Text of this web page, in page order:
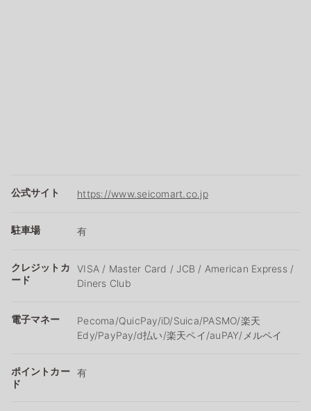
公式サイト https://www.seicomart.co.jp
駐車場 有
クレジットカ
ード
VISA / Master Card / JCB / American Express /
Diners Club
電子マネー
Pecoma/QuicPay/iD/Suica/PASMO/楽天
Edy/PayPay/d払い/楽天ペイ/auPAY/メルペイ
ポイントカー
ド
有